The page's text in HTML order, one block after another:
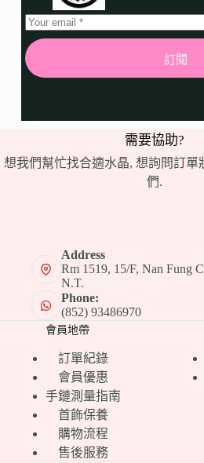
訂閱
需要協助?
想我們幫忙找合適水晶, 想詢問訂單
們.
Address
Rm 1519, 15/F, Nan Fung
N.T.
Phone:
(852) 93486970
會員地帶
訂單紀錄
會員優惠
手鏈測量指南
首飾保養
購物流程
售後服務